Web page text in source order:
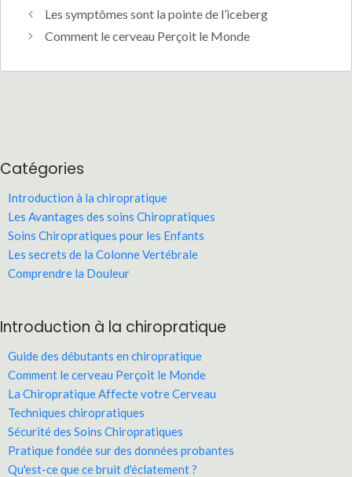
Les symptômes sont la pointe de l’iceberg
Comment le cerveau Perçoit le Monde
Catégories
Introduction à la chiropratique
Les Avantages des soins Chiropratiques
Soins Chiropratiques pour les Enfants
Les secrets de la Colonne Vertébrale
Comprendre la Douleur
Introduction à la chiropratique
Guide des débutants en chiropratique
Comment le cerveau Perçoit le Monde
La Chiropratique Affecte votre Cerveau
Techniques chiropratiques
Sécurité des Soins Chiropratiques
Pratique fondée sur des données probantes
Qu'est-ce que ce bruit d'éclatement ?